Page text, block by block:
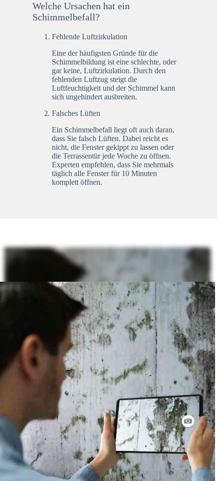
Welche Ursachen hat ein
Schimmelbefall?
Fehlende Luftzirkulation
Eine der häufigsten Gründe für die
Schimmelbildung ist eine schlechte, oder
gar keine, Luftzirkulation. Durch den
fehlenden Luftzug steigt die
Luftfeuchtigkeit und der Schimmel kann
sich ungehindert ausbreiten.
Falsches Lüften
Ein Schimmelbefall liegt oft auch daran,
dass Sie falsch Lüften. Dabei reicht es
nicht, die Fenster gekippt zu lassen oder
die Terrassentür jede Woche zu öffnen.
Experten empfehlen, dass Sie mehrmals
täglich alle Fenster für 10 Minuten
komplett öffnen.